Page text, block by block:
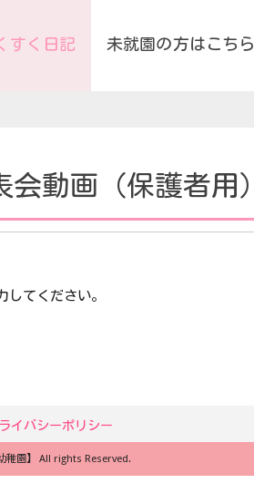
すく日記 未就園の方はこちら
動画（保護者用）
てください。
イバシーポリシー
稚園】 All rights Reserved.